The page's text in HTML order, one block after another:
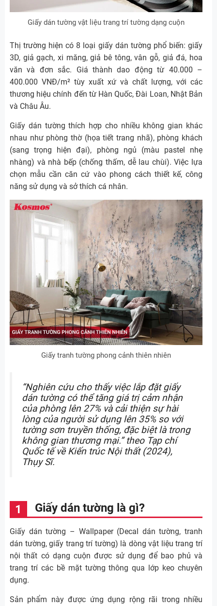
Giấy dán tường vật liệu trang trí tường dạng cuộn
Thị trường hiện có 8 loại giấy dán tường phổ biến: giấy
3D, giả gạch, xi măng, giả bê tông, vân gỗ, giả đá, hoa
văn và đơn sắc. Giá thành dao động từ 40.000 –
400.000 VNĐ/m² tùy xuất xứ và chất lượng, với các
thương hiệu chính đến từ Hàn Quốc, Đài Loan, Nhật Bản
và Châu Âu.
Giấy dán tường thích hợp cho nhiều không gian khác
nhau như phòng thờ (họa tiết trang nhã), phòng khách
(sang trọng hiện đại), phòng ngủ (màu pastel nhẹ
nhàng) và nhà bếp (chống thấm, dễ lau chùi). Việc lựa
chọn mẫu cần căn cứ vào phong cách thiết kế, công
năng sử dụng và sở thích cá nhân.
Giấy tranh tường phong cảnh thiên nhiên
“Nghiên cứu cho thấy việc lắp đặt giấy
dán tường có thể tăng giá trị cảm nhận
của phòng lên 27% và cải thiện sự hài
lòng của người sử dụng lên 35% so với
tường sơn truyền thống, đặc biệt là trong
không gian thương mại.” theo Tạp chí
Quốc tế về Kiến trúc Nội thất (2024),
Thụy Sĩ.
Giấy dán tường là gì?
Giấy dán tường – Wallpaper (Decal dán tường, tranh
dán tường, giấy trang trí tường) là dòng vật liệu trang trí
nội thất có dạng cuộn được sử dụng để bao phủ và
trang trí các bề mặt tường thông qua lớp keo chuyên
dụng.
Sản phẩm này được ứng dụng rộng rãi trong nhiều